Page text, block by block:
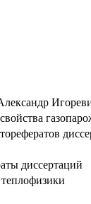
диссертаций